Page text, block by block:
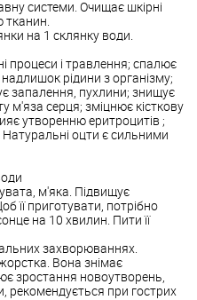
системи. Очищає шкірні
тканин.
на 1 склянку води.
процеси і травлення; спалює
рідини з організму;
запалення, пухлини; знищує
м'яза серця; зміцнює кісткову
утворенню еритроцитів ;
оцти є сильними
м'яка. Підвищує
її приготувати, потрібно
на 10 хвилин. Пити її
захворюваннях.
Вона знімає
зростання новоутворень,
рекомендується при гострих